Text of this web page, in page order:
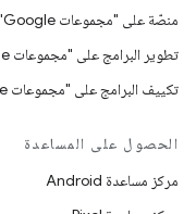
منصّة على "مجموعات Google"
تطوير البرامج على "مجموعات Google"
تكييف البرامج على "مجموعات Google"
الحصول على المساعدة
مركز مساعدة Android